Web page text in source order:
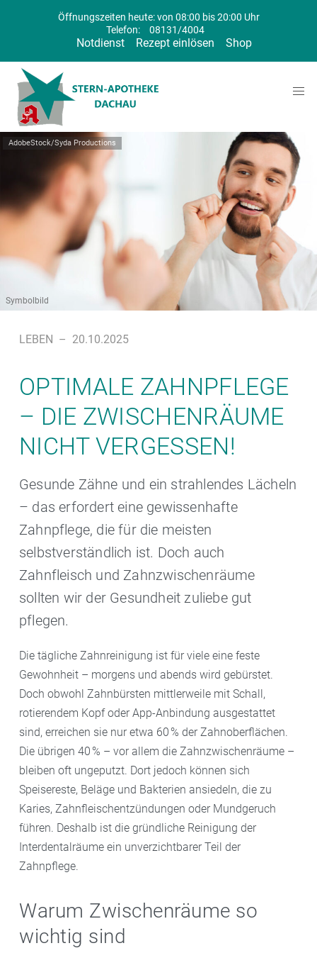
Öffnungszeiten heute: von 08:00 bis 20:00 Uhr
Telefon:
08131/4004
Notdienst Rezept einlösen Shop
AdobeStock/Syda Productions
Symbolbild
LEBEN – 20.10.2025
OPTIMALE ZAHNPFLEGE
– DIE ZWISCHENRÄUME
NICHT VERGESSEN!
Gesunde Zähne und ein strahlendes Lächeln
– das erfordert eine gewissenhafte
Zahnpflege, die für die meisten
selbstverständlich ist. Doch auch
Zahnfleisch und Zahnzwischenräume
sollten wir der Gesundheit zuliebe gut
pflegen.
Die tägliche Zahnreinigung ist für viele eine feste
Gewohnheit – morgens und abends wird gebürstet.
Doch obwohl Zahnbürsten mittlerweile mit Schall,
rotierendem Kopf oder App-Anbindung ausgestattet
sind, erreichen sie nur etwa 60 % der Zahnoberflächen.
Die übrigen 40 % – vor allem die Zahnzwischenräume –
bleiben oft ungeputzt. Dort jedoch können sich
Speisereste, Beläge und Bakterien ansiedeln, die zu
Karies, Zahnfleischentzündungen oder Mundgeruch
führen. Deshalb ist die gründliche Reinigung der
Interdentalräume ein unverzichtbarer Teil der
Zahnpflege.
Warum Zwischenräume so
wichtig sind